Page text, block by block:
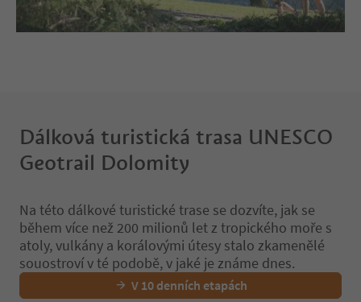
Dálková turistická trasa UNESCO
Geotrail Dolomity
Na této dálkové turistické trase se dozvíte, jak se
během více než 200 milionů let z tropického moře s
atoly, vulkány a korálovými útesy stalo zkamenělé
souostroví v té podobě, v jaké je známe dnes.
V 10 denních etapách